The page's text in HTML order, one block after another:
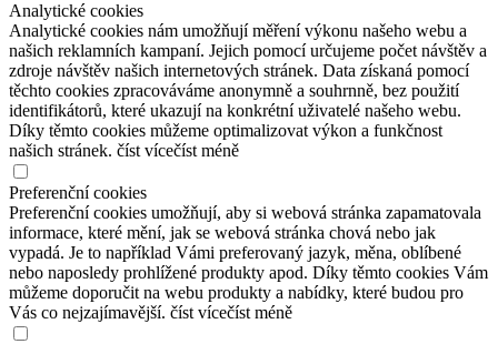
Analytické cookies
Analytické cookies nám umožňují měření výkonu našeho webu a
našich reklamních kampaní. Jejich pomocí určujeme počet návštěv a
zdroje návštěv našich internetových stránek. Data získaná pomocí
těchto cookies zpracováváme anonymně a souhrnně, bez použití
identifikátorů, které ukazují na konkrétní uživatelé našeho webu.
Díky těmto cookies můžeme optimalizovat výkon a funkčnost
našich stránek. číst vícečíst méně
Preferenční cookies
Preferenční cookies umožňují, aby si webová stránka zapamatovala
informace, které mění, jak se webová stránka chová nebo jak
vypadá. Je to například Vámi preferovaný jazyk, měna, oblíbené
nebo naposledy prohlížené produkty apod. Díky těmto cookies Vám
můžeme doporučit na webu produkty a nabídky, které budou pro
Vás co nejzajímavější. číst vícečíst méně